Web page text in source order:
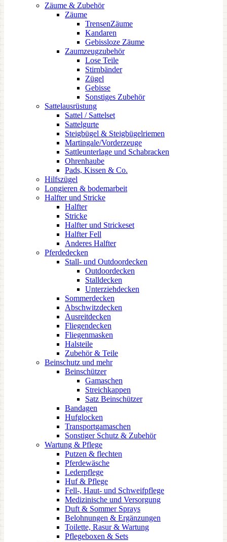
Zäume & Zubehör
Zäume
TrensenZäume
Kandaren
Gebissloze Zäume
Zaumzeugzubehör
Lose Teile
Stirnbänder
Zügel
Gebisse
Sonstiges Zubehör
Sattelausrüstung
Sattel / Sattelset
Sattelgurte
Steigbügel & Steigbügelriemen
Martingale/Vorderzeuge
Sattleunterlage und Schabracken
Ohrenhaube
Pads, Kissen & Co.
Hilfszügel
Longieren & bodemarbeit
Halfter und Stricke
Halfter
Stricke
Halfter und Strickeset
Halfter Fell
Anderes Halfter
Pferdedecken
Stall- und Outdoordecken
Outdoordecken
Stalldecken
Unterziehdecken
Sommerdecken
Abschwitzdecken
Ausreitdecken
Fliegendecken
Fliegenmasken
Halsteile
Zubehör & Teile
Beinschutz und mehr
Beinschützer
Gamaschen
Streichkappen
Satz Beinschützer
Bandagen
Hufglocken
Transportgamaschen
Sonstiger Schutz & Zubehör
Wartung & Pflege
Putzen & flechten
Pferdewäsche
Lederpflege
Huf & Pflege
Fell-, Haut- und Schweifpflege
Medizinische und Versorgung
Duft & Sommer Sprays
Belohnungen & Ergänzungen
Toilette, Rasur & Wartung
Pflegeboxen & Sets